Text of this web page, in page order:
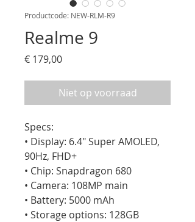
Productcode: NEW-RLM-R9
Realme 9
€ 179,00Prijs
Niet op voorraad
Specs:
• Display: 6.4" Super AMOLED,
90Hz, FHD+
• Chip: Snapdragon 680
• Camera: 108MP main
• Battery: 5000 mAh
• Storage options: 128GB